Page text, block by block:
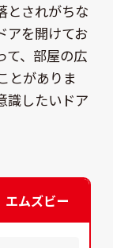
とされがちな
アを開けてお
て、部屋の広
とがありま
識したいドア
エムズビー